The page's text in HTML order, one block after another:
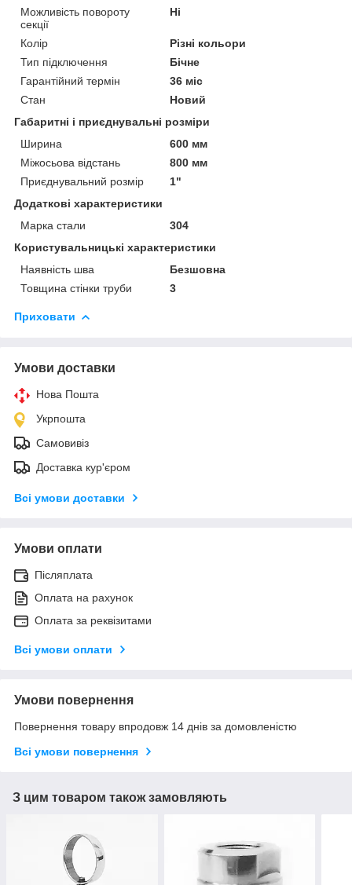
Можливість повороту
секції
Ні
Колір
Різні кольори
Тип підключення
Бічне
Гарантійний термін
36 міс
Стан
Новий
Габаритні і приєднувальні розміри
Ширина
600 мм
Міжосьова відстань
800 мм
Приєднувальний розмір
1"
Додаткові характеристики
Марка стали
304
Користувальницькі характеристики
Наявність шва
Безшовна
Товщина стінки труби
3
Приховати
Умови доставки
Нова Пошта
Укрпошта
Самовивіз
Доставка кур'єром
Всі умови доставки
Умови оплати
Післяплата
Оплата на рахунок
Оплата за реквізитами
Всі умови оплати
Умови повернення
Повернення товару впродовж 14 днів за домовленістю
Всі умови повернення
З цим товаром також замовляють